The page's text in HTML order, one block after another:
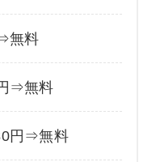
無料
⇒無料
円⇒無料